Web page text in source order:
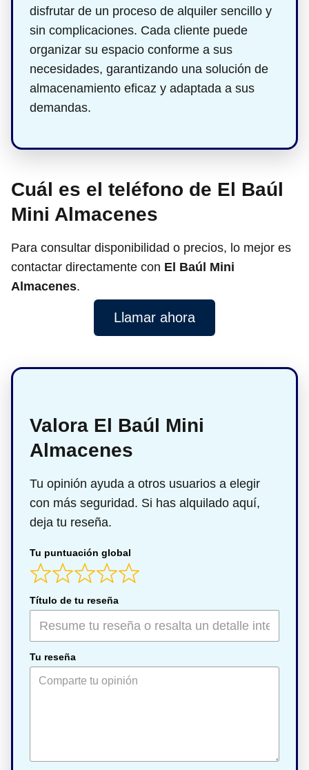
disfrutar de un proceso de alquiler sencillo y
sin complicaciones. Cada cliente puede
organizar su espacio conforme a sus
necesidades, garantizando una solución de
almacenamiento eficaz y adaptada a sus
demandas.
Cuál es el teléfono de El Baúl
Mini Almacenes
Para consultar disponibilidad o precios, lo mejor es
contactar directamente con El Baúl Mini
Almacenes.
Llamar ahora
Valora El Baúl Mini
Almacenes
Tu opinión ayuda a otros usuarios a elegir
con más seguridad. Si has alquilado aquí,
deja tu reseña.
Tu puntuación global
Título de tu reseña
Tu reseña